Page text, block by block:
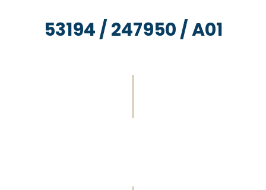
53194 / 247950 / A01